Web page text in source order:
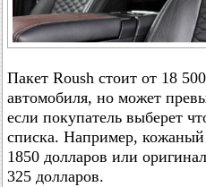
Пакет Roush стоит от 18
автомобиля, но может
если покупатель выберет
списка. Например, кожаный
1850 долларов или
325 долларов.